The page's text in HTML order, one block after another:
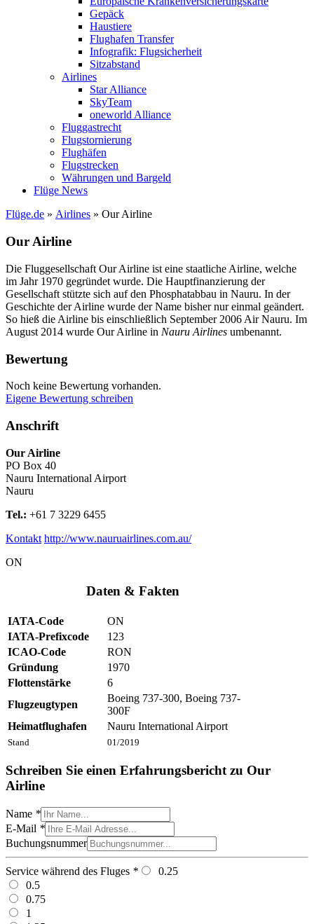
Gepäck
Haustiere
Flughafen Transfer
Infografik: Flugsicherheit
Sitzabstand
Airlines
Star Alliance
SkyTeam
oneworld Alliance
Fluggastrecht
Flugstornierung
Flughäfen
Flugstrecken
Währungen und Bargeld
Flüge News
Flüge.de » Airlines » Our Airline
Our Airline
Die Fluggesellschaft Our Airline ist eine staatliche Airline, welche
im Jahr 1970 gegründet wurde. Die Hauptfinanzierung der
Gesellschaft stützte sich auf den Phosphatabbau in Nauru. In der
Geschichte der Airline wurde der Name bisher nur einmal geändert.
So hieß die Airline bis einschließlich September 2006 Air Nauru. Im
August 2014 wurde Our Airline in Nauru Airlines umbenannt.
Bewertung
Noch keine Bewertung vorhanden.
Eigene Bewertung schreiben
Anschrift
Our Airline
PO Box 40
Nauru International Airport
Nauru
Tel.: +61 7 3229 6455
Kontakt http://www.nauruairlines.com.au/
ON
Daten & Fakten
Stand 01/2019
IATA-Code
ON
IATA-Prefixcode
123
ICAO-Code
RON
Gründung
1970
Flottenstärke
6
Flugzeugtypen
Boeing 737-300, Boeing 737-
300F
Heimatflughafen
Nauru International Airport
Schreiben Sie einen Erfahrungsbericht zu Our
Airline
Name *
E-Mail *
Buchungsnummer
Service während des Fluges *
0.25
0.5
0.75
1